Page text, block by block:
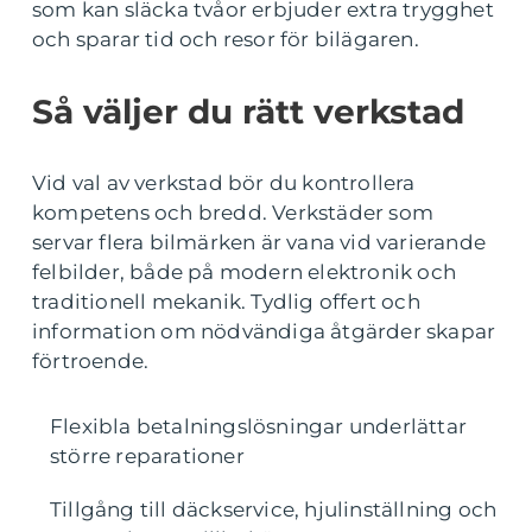
som kan släcka tvåor erbjuder extra trygghet
och sparar tid och resor för bilägaren.
Så väljer du rätt verkstad
Vid val av verkstad bör du kontrollera
kompetens och bredd. Verkstäder som
servar flera bilmärken är vana vid varierande
felbilder, både på modern elektronik och
traditionell mekanik. Tydlig offert och
information om nödvändiga åtgärder skapar
förtroende.
Flexibla betalningslösningar underlättar
större reparationer
Tillgång till däckservice, hjulinställning och